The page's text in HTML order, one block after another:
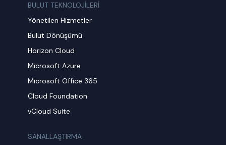
BULUT TEKNOLOJİLERİ
Yönetilen Hizmetler
Bulut Dönüşümü
Horizon Cloud
Microsoft Azure
Microsoft Office 365
Cloud Foundation
vCloud Suite
SANALLAŞTIRMA